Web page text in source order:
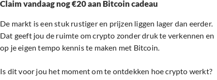
Claim vandaag nog €20 aan Bitcoin cadeau
De markt is een stuk rustiger en prijzen liggen lager dan eerder.
Dat geeft jou de ruimte om crypto zonder druk te verkennen en
op je eigen tempo kennis te maken met Bitcoin.
Is dit voor jou het moment om te ontdekken hoe crypto werkt?